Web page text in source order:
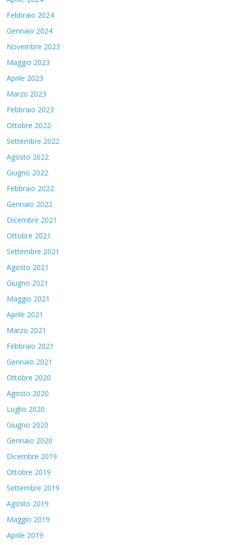
Febbraio 2024
Gennaio 2024
Novembre 2023
Maggio 2023
Aprile 2023
Marzo 2023
Febbraio 2023
Ottobre 2022
Settembre 2022
Agosto 2022
Giugno 2022
Febbraio 2022
Gennaio 2022
Dicembre 2021
Ottobre 2021
Settembre 2021
Agosto 2021
Giugno 2021
Maggio 2021
Aprile 2021
Marzo 2021
Febbraio 2021
Gennaio 2021
Ottobre 2020
Agosto 2020
Luglio 2020
Giugno 2020
Gennaio 2020
Dicembre 2019
Ottobre 2019
Settembre 2019
Agosto 2019
Maggio 2019
Aprile 2019